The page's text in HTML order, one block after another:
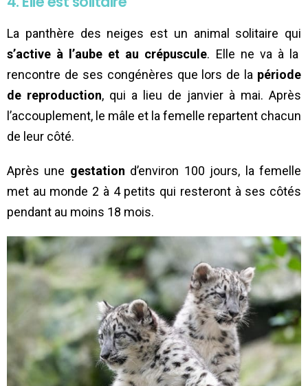
La panthère des neiges est un animal solitaire qui
s’active à l’aube et au crépuscule. Elle ne va à la
rencontre de ses congénères que lors de la période
de reproduction, qui a lieu de janvier à mai. Après
l’accouplement, le mâle et la femelle repartent chacun
de leur côté.
Après une gestation d’environ 100 jours, la femelle
met au monde 2 à 4 petits qui resteront à ses côtés
pendant au moins 18 mois.